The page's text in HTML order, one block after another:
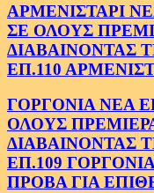
ΑΡΜΕΝΙΣΤΑΡΙ
ΣΕ ΟΛΟΥΣ
ΔΙΑΒΑΙΝΟΝΤΑΣ
ΕΠ.110
ΓΟΡΓΟΝΙΑ ΝΕΑ
ΟΛΟΥΣ
ΔΙΑΒΑΙΝΟΝΤΑΣ
ΕΠ.109
ΠΡΟΒΑ ΓΙΑ